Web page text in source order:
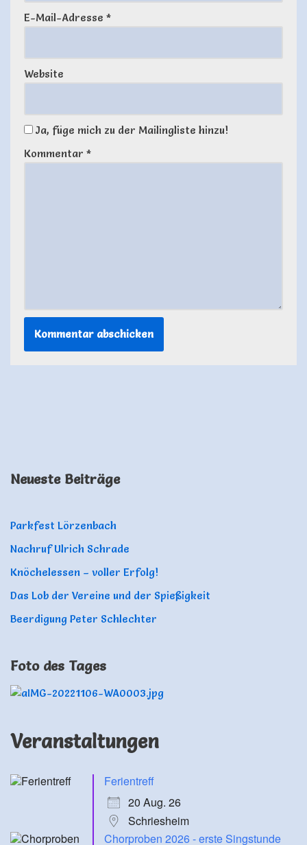
E-Mail-Adresse *
Website
Ja, füge mich zu der Mailingliste hinzu!
Kommentar *
Neueste Beiträge
Parkfest Lörzenbach
Nachruf Ulrich Schrade
Knöchelessen – voller Erfolg!
Das Lob der Vereine und der Spießigkeit
Beerdigung Peter Schlechter
Foto des Tages
Veranstaltungen
Ferientreff
20 Aug. 26
Schriesheim
Chorproben 2026 - erste Singstunde